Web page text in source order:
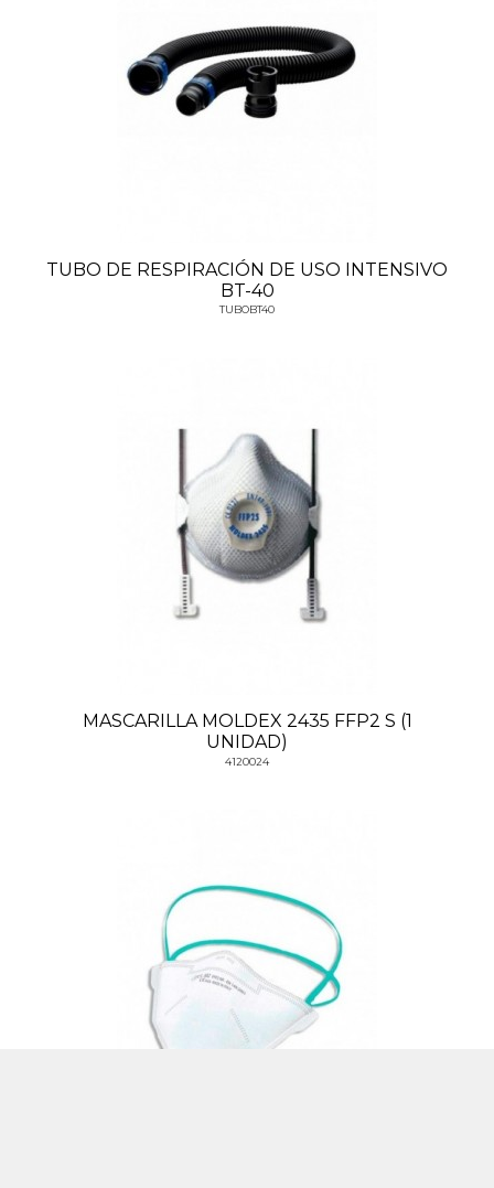
TUBO DE RESPIRACIÓN DE USO INTENSIVO
BT-40
TUBOBT40
MASCARILLA MOLDEX 2435 FFP2 S (1
UNIDAD)
4120024